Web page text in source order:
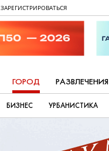
ЗАРЕГИСТРИРОВАТЬСЯ
ГОРОД РАЗВЛЕЧЕНИЯ
БИЗНЕС УРБАНИСТИКА